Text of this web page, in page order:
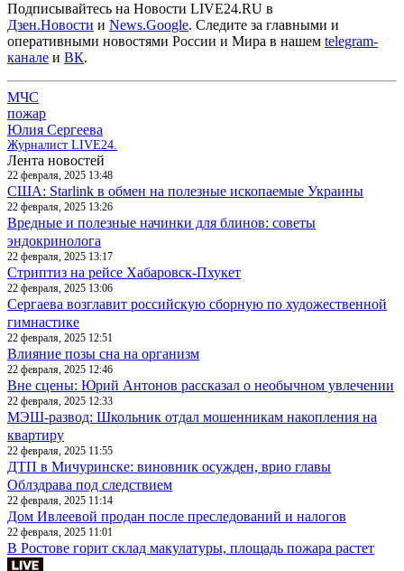
Подписывайтесь на Новости LIVE24.RU в
Дзен.Новости и News.Google. Следите за главными и
оперативными новостями России и Мира в нашем telegram-
канале и ВК.
МЧС
пожар
Юлия Сергеева
Журналист LIVE24.
Лента новостей
22 февраля, 2025 13:48
США: Starlink в обмен на полезные ископаемые Украины
22 февраля, 2025 13:26
Вредные и полезные начинки для блинов: советы
эндокринолога
22 февраля, 2025 13:17
Стриптиз на рейсе Хабаровск-Пхукет
22 февраля, 2025 13:06
Сергаева возглавит российскую сборную по художественной
гимнастике
22 февраля, 2025 12:51
Влияние позы сна на организм
22 февраля, 2025 12:46
Вне сцены: Юрий Антонов рассказал о необычном увлечении
22 февраля, 2025 12:33
МЭШ-развод: Школьник отдал мошенникам накопления на
квартиру
22 февраля, 2025 11:55
ДТП в Мичуринске: виновник осужден, врио главы
Облздрава под следствием
22 февраля, 2025 11:14
Дом Ивлеевой продан после преследований и налогов
22 февраля, 2025 11:01
В Ростове горит склад макулатуры, площадь пожара растет